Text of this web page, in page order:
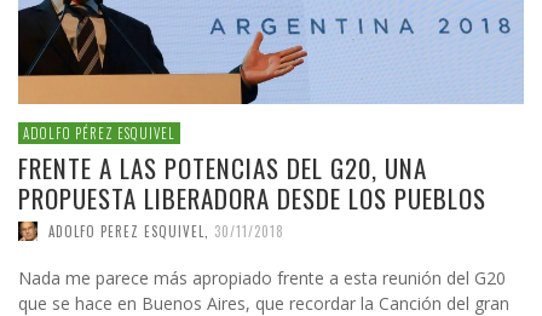
ADOLFO PÉREZ ESQUIVEL
FRENTE A LAS POTENCIAS DEL G20, UNA
PROPUESTA LIBERADORA DESDE LOS PUEBLOS
ADOLFO PEREZ ESQUIVEL, 30/11/2018
Nada me parece más apropiado frente a esta reunión del G20
que se hace en Buenos Aires, que recordar la Canción del gran